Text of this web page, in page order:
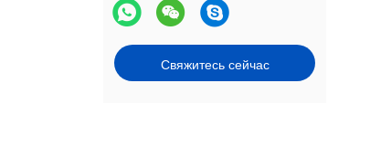
Свяжитесь сейчас